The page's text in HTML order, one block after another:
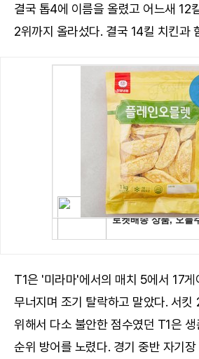
결국 톱4에 이름을 올렸고 어느새 12
2위까지 올라섰다. 결국 14킬 치킨과
T1은 '미라마'에서의 매치 5에서 17게
무너지며 조기 탈락하고 말았다. 서킷
위해서 다소 불안한 점수였던 T1은 생
순위 방어를 노렸다. 경기 중반 자기